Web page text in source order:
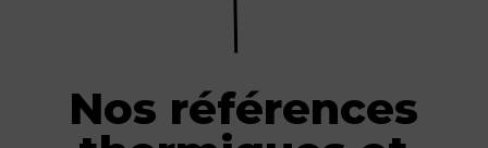
Nos références